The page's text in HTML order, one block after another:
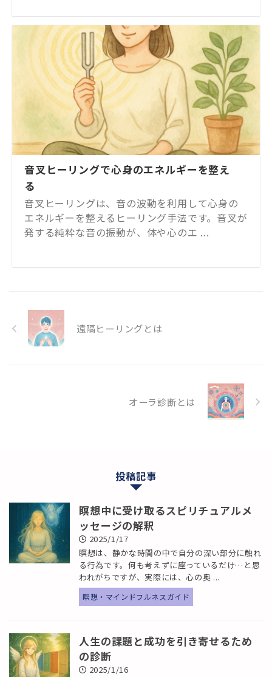
音叉ヒーリングで心身のエネルギーを整え
る
音叉ヒーリングは、音の波動を利用して心身の
エネルギーを整えるヒーリング手法です。音叉が
発する純粋な音の振動が、体や心のエ ...
遠隔ヒーリングとは
オーラ診断とは
投稿記事
瞑想中に受け取るスピリチュアルメ
ッセージの解釈
2025/1/17
瞑想は、静かな時間の中で自分の深い部分に触れ
る行為です。何も考えずに座っているだけ…と思
われがちですが、実際には、心の奥 ...
瞑想・マインドフルネスガイド
人生の課題と成功を引き寄せるため
の診断
2025/1/16